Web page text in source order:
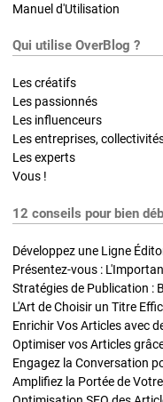
Manuel d'Utilisation
Qui utilise OverBlog ?
Les créatifs
Les passionnés
Les influenceurs
Les entreprises,
Les experts
Vous !
12 conseils pour bien
Développez une Ligne
Présentez-vous :
L'Art de Choisir un Titre
Optimiser vos Articles
Engagez la Conversation
Amplifiez la Portée de